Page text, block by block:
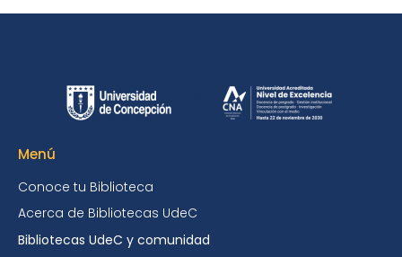
Menú
Conoce tu Biblioteca
Acerca de Bibliotecas UdeC
Bibliotecas UdeC y comunidad